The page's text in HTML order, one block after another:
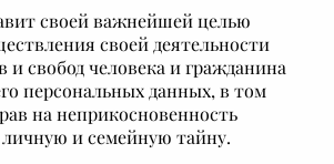
своей важнейшей целью
своей деятельности
и свобод человека и гражданина
персональных данных, в том
на неприкосновенность
и семейную тайну.